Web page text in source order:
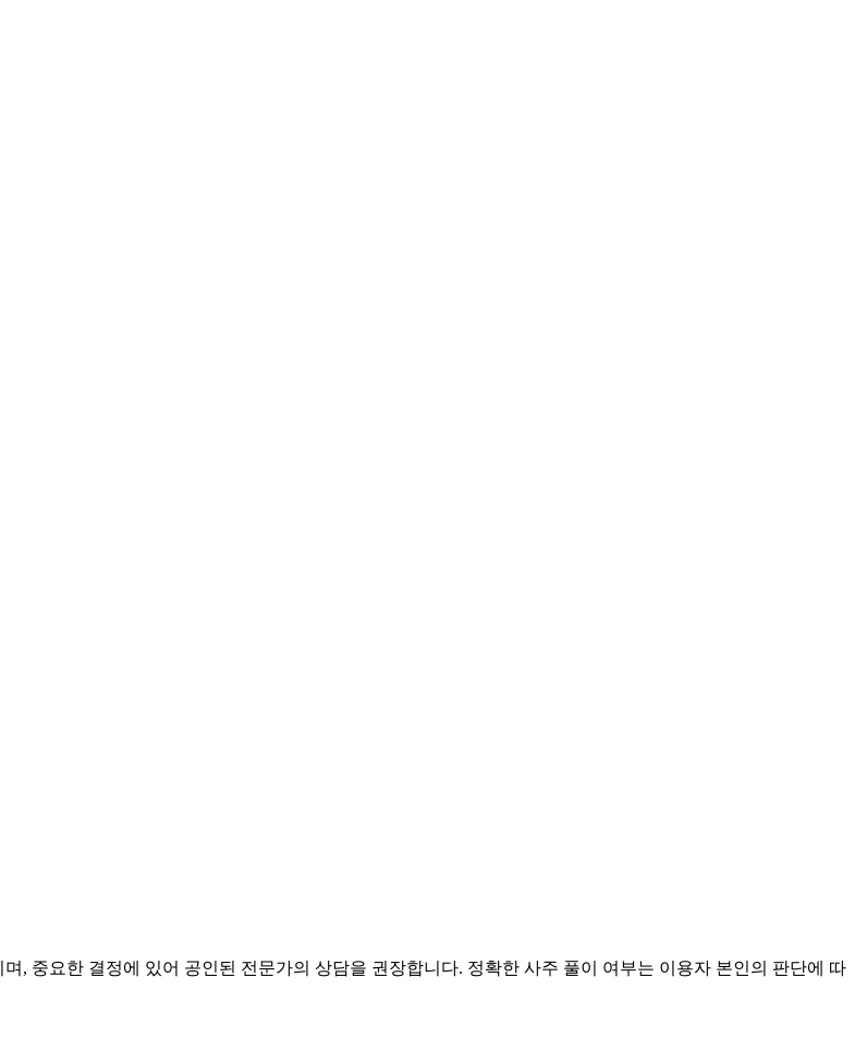
, 중요한 결정에 있어 공인된 전문가의 상담을 권장합니다. 정확한 사주 풀이 여부는 이용자 본인의 판단에 따